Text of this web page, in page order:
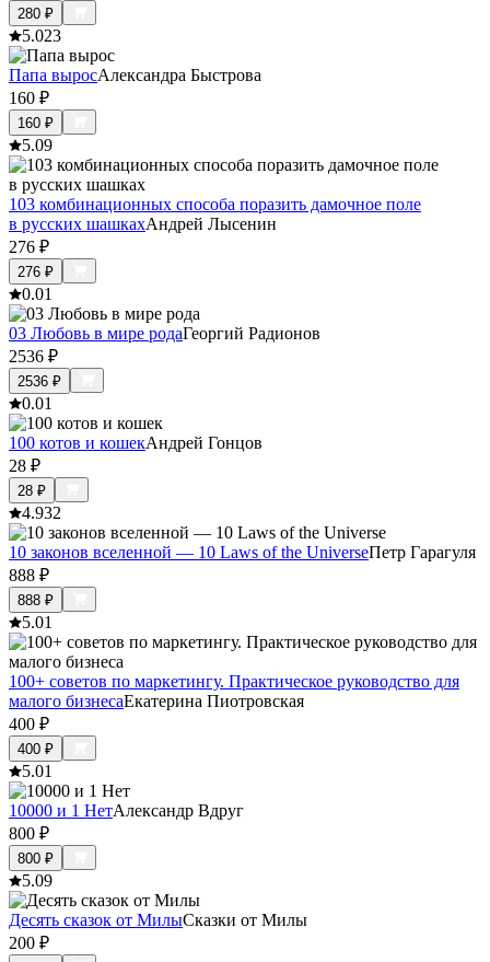
280 ₽
5.023
Папа выросАлександра Быстрова
160 ₽
160 ₽
5.09
103 комбинационных способа поразить дамочное поле
в русских шашкахАндрей Лысенин
276 ₽
276 ₽
0.01
03 Любовь в мире родаГеоргий Радионов
2536 ₽
2536 ₽
0.01
100 котов и кошекАндрей Гонцов
28 ₽
28 ₽
4.932
10 законов вселенной — 10 Laws of the UniverseПетр Гарагуля
888 ₽
888 ₽
5.01
100+ советов по маркетингу. Практическое руководство для
малого бизнесаЕкатерина Пиотровская
400 ₽
400 ₽
5.01
10000 и 1 НетАлександр Вдруг
800 ₽
800 ₽
5.09
Десять сказок от МилыСказки от Милы
200 ₽